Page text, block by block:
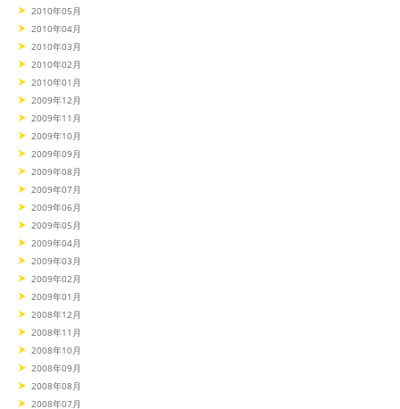
2010年05月
2010年04月
2010年03月
2010年02月
2010年01月
2009年12月
2009年11月
2009年10月
2009年09月
2009年08月
2009年07月
2009年06月
2009年05月
2009年04月
2009年03月
2009年02月
2009年01月
2008年12月
2008年11月
2008年10月
2008年09月
2008年08月
2008年07月